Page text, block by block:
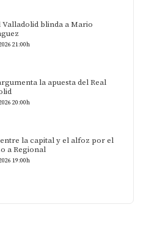
Valladolid blinda a Mario
21:00h
la apuesta del Real
20:00h
la capital y el alfoz por el
a Regional
19:00h